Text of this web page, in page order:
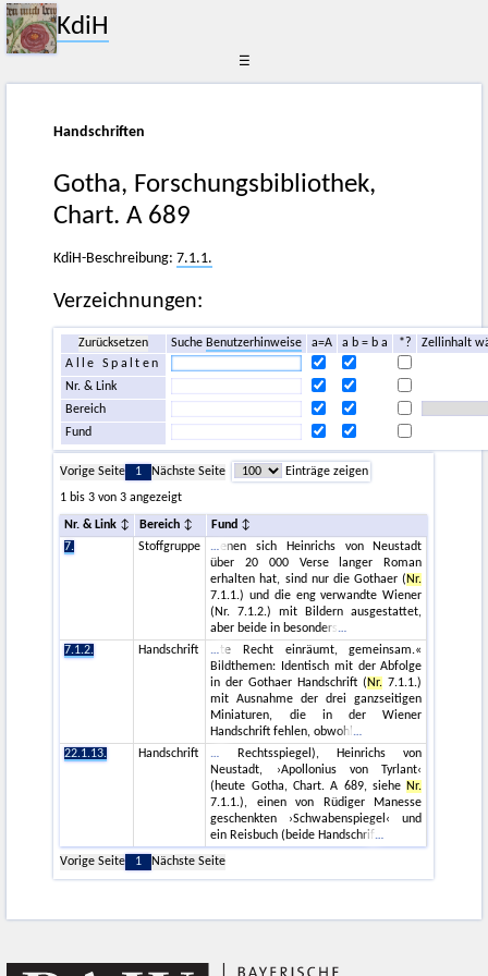
KdiH
☰
Handschriften
Gotha, Forschungsbibliothek,
Chart. A 689
KdiH-Beschreibung:7.1.1.
Verzeichnungen:
Zurücksetzen Suche Benutzerhinweise a=A a b = b a *?
Zellinhalt
Alle Spalten
Nr. & Link
Bereich
Fund
Vorige Seite 1 Nächste Seite
Einträge zeigen
1 bis 3 von 3 angezeigt
Nr. & Link Bereich
Fund
7.
Stoffgruppe
enen sich Heinrichs von Neustadt
über 20 000 Verse langer Roman
erhalten hat, sind nur die Gothaer (Nr.
7.1.1.) und die eng verwandte Wiener
(Nr. 7.1.2.) mit Bildern ausgestattet,
aber beide in besonders
7.1.2.
Handschrift
te Recht einräumt, gemeinsam.«
Bildthemen: Identisch mit der Abfolge
in der Gothaer Handschrift (Nr. 7.1.1.)
mit Ausnahme der drei ganzseitigen
Miniaturen, die in der Wiener
Handschrift fehlen, obwohl
22.1.13.
Handschrift
Rechtsspiegel), Heinrichs von
Neustadt, ›Apollonius von Tyrlant‹
(heute Gotha, Chart. A 689, siehe Nr.
7.1.1.), einen von Rüdiger Manesse
geschenkten ›Schwabenspiegel‹ und
ein Reisbuch (beide Handschrif
Vorige Seite
1 Nächste Seite